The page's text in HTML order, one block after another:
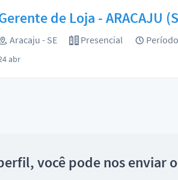
de Loja - ARACAJU
Aracaju - SE Presencial
abr
você pode nos enviar